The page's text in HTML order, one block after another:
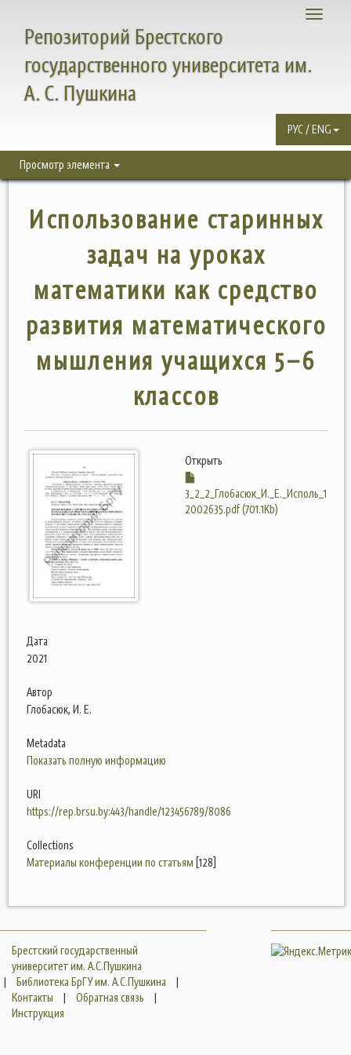
Toggle
Репозиторий Брестского
государственного университета им.
А. С. Пушкина
РУС / ENG
Просмотр элемента
Использование старинных
задач на уроках
математики как средство
развития математического
мышления учащихся 5–6
классов
Открыть
3_2_2_Глобасюк_И._Е._Исполь_1
2002635.pdf (701.1Kb)
Дата
2021
Автор
Глобасюк, И. Е.
Metadata
Показать полную информацию
URI
https://rep.brsu.by:443/handle/123456789/8086
Collections
Материалы конференции по статьям [128]
Брестский государственный
университет им. А.С.Пушкина
|
Библиотека БрГУ им. А.С.Пушкина
|
Контакты
| Обратная связь
|
Инструкция